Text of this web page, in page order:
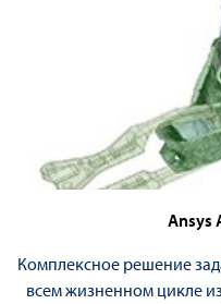
Ansys
Комплексное решение
всем жизненном цикле